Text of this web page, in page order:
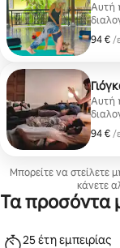
Αυτή
Αυτό
94 € /
94 €,
,
Αυτή
Αυτό
94 € /
94 €,
,
Μπορείτε να στείλετε
κάνετε
Τα προσόντα
25 έτη εμπειρίας